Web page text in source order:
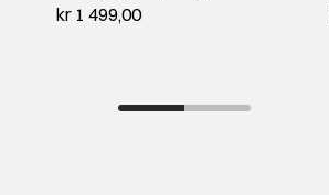
kr 1 499,00